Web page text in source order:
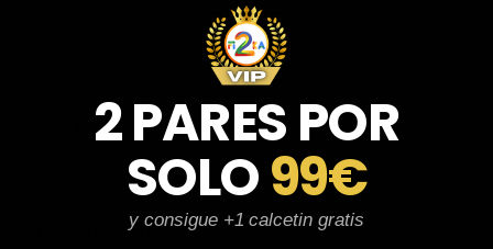
parecen de marcas verdaderas. Entrega súper rápida, embalaje
perfecto y con el detalle de los calcetines contentísima. Sin duda
Fernando Aranda Morales
★
ESPECTACULARES
2 PARES POR
SOLO99€
y consigue +1 calcetin gratis